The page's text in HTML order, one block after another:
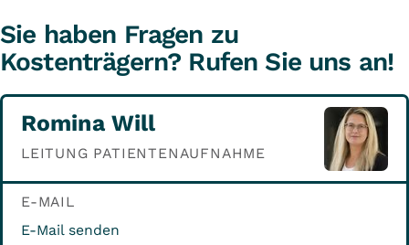
Sie haben Fragen zu
Kostenträgern? Rufen Sie uns an!
Romina Will
LEITUNG PATIENTENAUFNAHME
E-MAIL
E-Mail senden